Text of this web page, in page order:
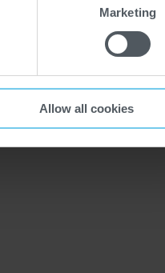
Marketing
Allow all cookies